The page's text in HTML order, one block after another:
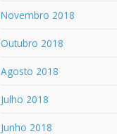
Novembro 2018
Outubro 2018
Agosto 2018
Julho 2018
Junho 2018